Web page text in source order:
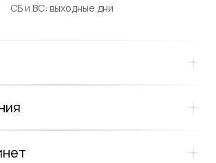
СБ и ВС: выходные дни